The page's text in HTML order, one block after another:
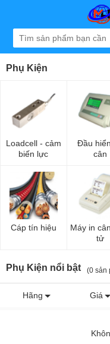
Phụ Kiện
Loadcell - cảm
biến lực
Đầu
cân
Cáp tín hiệu
Máy in
tử
Phụ Kiện nổi bật (0 sản
Hãng Giá